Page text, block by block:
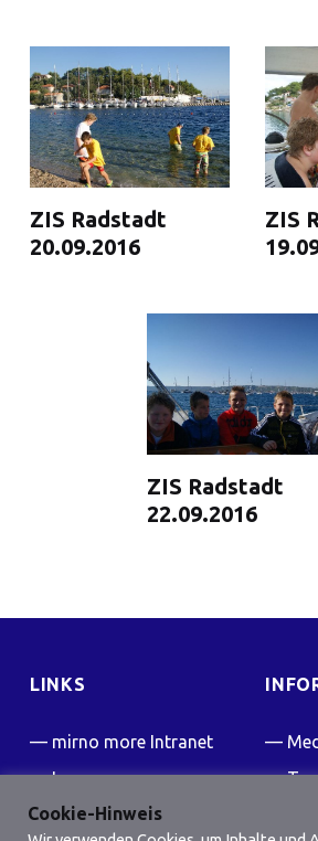
ZIS Radstadt
20.09.2016
ZIS
ZIS Radstadt
22.09.2016
LINKS
mirno more Intranet
Impressum
Kontakt
Cookie-Hinweis